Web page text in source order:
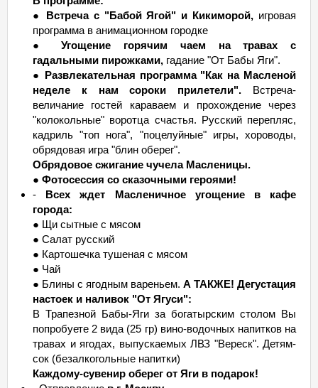
● Встреча с "Бабой Ягой" и Кикиморой, игровая
программа в анимационном городке
●Угощение горячим чаем на травах с
гадальными пирожками, гадание "От Бабы Яги".
● Развлекательная программа "Как на Масленой
неделе к нам сороки прилетели". Встреча-
величание гостей караваем и прохождение через
"колокольные" воротца счастья. Русский перепляс,
кадриль "топ нога", "поцелуйные" игры, хороводы,
обрядовая игра "блин оберег".
Обрядовое сжигание чучела Масленицы.
● Фотосессия со сказочными героями!
- Всех ждет Масленичное угощение в кафе
города:
● Щи сытные с мясом
● Салат русский
● Картошечка тушеная с мясом
● Чай
● Блины с ягодным вареньем. А ТАКЖЕ! Дегустация
настоек и наливок "От Ягуси":
В Трапезной Бабы-Яги за богатырским столом Вы
попробуете 2 вида (25 гр) вино-водочных напитков на
травах и ягодах, выпускаемых ЛВЗ "Вереск". Детям-
сок (безалкогольные напитки)
Каждому-сувенир оберег от Яги в подарок!